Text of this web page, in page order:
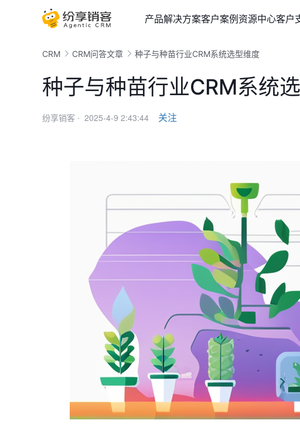
产品解决方案客户案例资源中心客户
CRM CRM问答文章 种子与种苗行业CRM系统选型维度
种子与种苗行业CRM系统
纷享销客 · 2025-4-9 2:43:44 关注